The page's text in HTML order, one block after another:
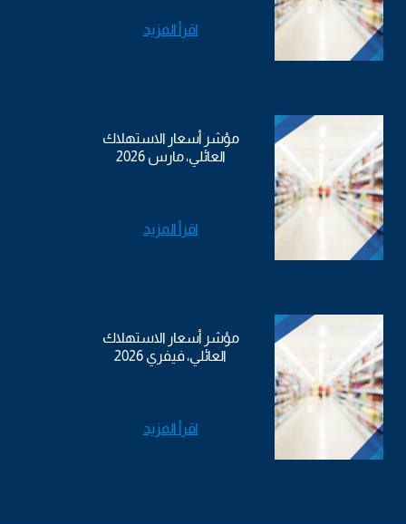
اقرأ المزيد
مؤشر أسعار الاستهلاك
العائلي، مارس 2026
اقرأ المزيد
مؤشر أسعار الاستهلاك
العائلي، فيفري 2026
اقرأ المزيد